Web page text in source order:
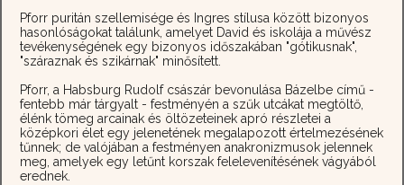
Pforr puritán szellemisége és Ingres stílusa között bizonyos
hasonlóságokat találunk, amelyet David és iskolája a művész
tevékenységének egy bizonyos időszakában "gótikusnak",
"száraznak és szikárnak" minősített.
Pforr, a Habsburg Rudolf császár bevonulása Bázelbe című -
fentebb már tárgyalt - festményén a szűk utcákat megtöltő,
élénk tömeg arcainak és öltözeteinek apró részletei a
középkori élet egy jelenetének megalapozott értelmezésének
tűnnek; de valójában a festményen anakronizmusok jelennek
meg, amelyek egy letűnt korszak felelevenítésének vágyából
erednek.